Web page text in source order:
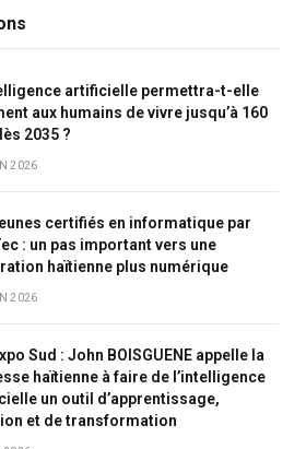
artificielle permettra-t-elle
aux humains de vivre jusqu’à 160
2035 ?
2026
certifiés en informatique par
: un pas important vers une
haïtienne plus numérique
2026
Sud : John BOISGUENE appelle la
haïtienne à faire de l’intelligence
un outil d’apprentissage,
et de transformation